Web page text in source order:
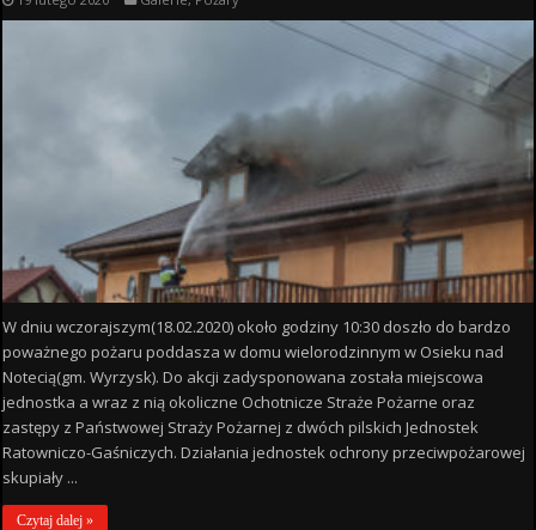
W dniu wczorajszym(18.02.2020) około godziny 10:30 doszło do bardzo
poważnego pożaru poddasza w domu wielorodzinnym w Osieku nad
Notecią(gm. Wyrzysk). Do akcji zadysponowana została miejscowa
jednostka a wraz z nią okoliczne Ochotnicze Straże Pożarne oraz
zastępy z Państwowej Straży Pożarnej z dwóch pilskich Jednostek
Ratowniczo-Gaśniczych. Działania jednostek ochrony przeciwpożarowej
skupiały ...
Czytaj dalej »